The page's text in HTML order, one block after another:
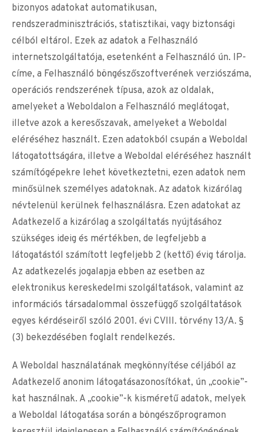
bizonyos adatokat automatikusan,
rendszeradminisztrációs, statisztikai, vagy biztonsági
célból eltárol. Ezek az adatok a Felhasználó
internetszolgáltatója, esetenként a Felhasználó ún. IP-
címe, a Felhasználó böngészőszoftverének verziószáma,
operációs rendszerének típusa, azok az oldalak,
amelyeket a Weboldalon a Felhasználó meglátogat,
illetve azok a keresőszavak, amelyeket a Weboldal
eléréséhez használt. Ezen adatokból csupán a Weboldal
látogatottságára, illetve a Weboldal eléréséhez használt
számítógépekre lehet következtetni, ezen adatok nem
minősülnek személyes adatoknak. Az adatok kizárólag
névtelenül kerülnek felhasználásra. Ezen adatokat az
Adatkezelő a kizárólag a szolgáltatás nyújtásához
szükséges ideig és mértékben, de legfeljebb a
látogatástól számított legfeljebb 2 (kettő) évig tárolja.
Az adatkezelés jogalapja ebben az esetben az
elektronikus kereskedelmi szolgáltatások, valamint az
információs társadalommal összefüggő szolgáltatások
egyes kérdéseiről szóló 2001. évi CVIII. törvény 13/A. §
(3) bekezdésében foglalt rendelkezés.
A Weboldal használatának megkönnyítése céljából az
Adatkezelő anonim látogatásazonosítókat, ún „cookie”-
kat használnak. A „cookie”-k kisméretű adatok, melyek
a Weboldal látogatása során a böngészőprogramon